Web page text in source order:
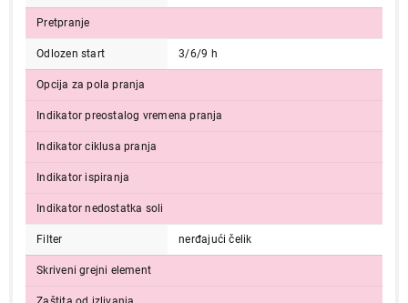
Pretpranje
Odlozen start 3/6/9 h
Opcija za pola pranja
Indikator preostalog vremena pranja
Indikator ciklusa pranja
Indikator ispiranja
Indikator nedostatka soli
Filter nerđajući čelik
Skriveni grejni element
MAŠINE ZA PRANJE SUDOVA
VOX LC12A15BE
Proizvod je dodat u korpu.
Završi kupovinu